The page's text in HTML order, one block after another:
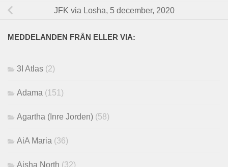
JFK via Losha, 5 december, 2020
MEDDELANDEN FRÅN ELLER VIA:
3I Atlas (2)
Adama (151)
Agartha (Inre Jorden) (58)
AiA Maria (36)
Aisha North (32)